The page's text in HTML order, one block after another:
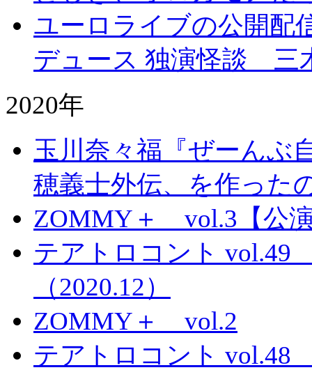
ユーロライブの公開
デュース 独演怪談 三
2020年
玉川奈々福『ぜーんぶ
穂義士外伝、を作った
ZOMMY＋ vol.3【公
テアトロコント
（2020.12）
ZOMMY＋ vol.2
テアトロコント